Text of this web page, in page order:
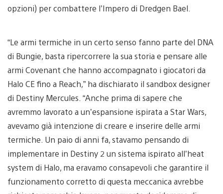
opzioni) per combattere l’Impero di Dredgen Bael.
“Le armi termiche in un certo senso fanno parte del DNA
di Bungie, basta ripercorrere la sua storia e pensare alle
armi Covenant che hanno accompagnato i giocatori da
Halo CE fino a Reach,” ha dischiarato il sandbox designer
di Destiny Mercules. “Anche prima di sapere che
avremmo lavorato a un’espansione ispirata a Star Wars,
avevamo già intenzione di creare e inserire delle armi
termiche. Un paio di anni fa, stavamo pensando di
implementare in Destiny 2 un sistema ispirato all’heat
system di Halo, ma eravamo consapevoli che garantire il
funzionamento corretto di questa meccanica avrebbe